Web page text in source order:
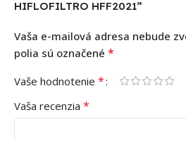
HIFLOFILTRO HFF2021”
Vaša e-mailová adresa nebude
polia sú označené *
Vaše hodnotenie *
Vaša recenzia *